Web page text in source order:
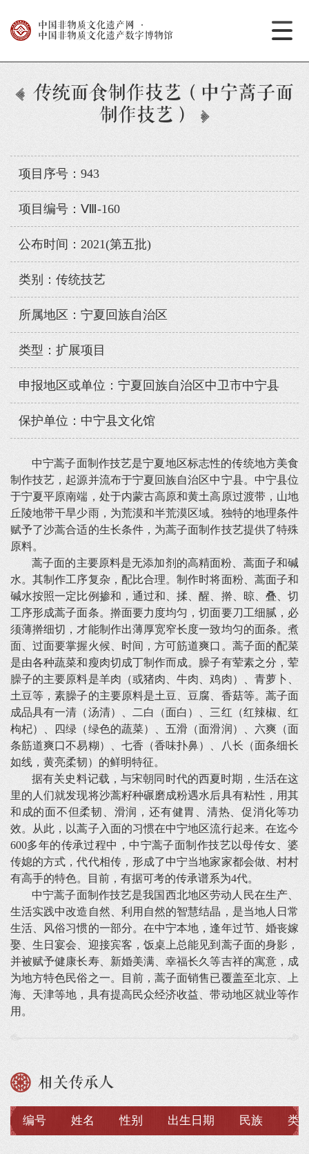
中国非物质文化遗产网
·
中国非物质文化遗产数字博物馆
传统面食制作技艺（中宁蒿子面
制作技艺）
项目序号：943
项目编号：Ⅷ-160
公布时间：2021(第五批)
类别：传统技艺
所属地区：宁夏回族自治区
类型：扩展项目
申报地区或单位：宁夏回族自治区中卫市中宁县
保护单位：中宁县文化馆
中宁蒿子面制作技艺是宁夏地区标志性的传统地方美食
制作技艺，起源并流布于宁夏回族自治区中宁县。中宁县位
于宁夏平原南端，处于内蒙古高原和黄土高原过渡带，山地
丘陵地带干旱少雨，为荒漠和半荒漠区域。独特的地理条件
赋予了沙蒿合适的生长条件，为蒿子面制作技艺提供了特殊
原料。
蒿子面的主要原料是无添加剂的高精面粉、蒿面子和碱
水。其制作工序复杂，配比合理。制作时将面粉、蒿面子和
碱水按照一定比例掺和，通过和、揉、醒、擀、晾、叠、切
工序形成蒿子面条。擀面要力度均匀，切面要刀工细腻，必
须薄擀细切，才能制作出薄厚宽窄长度一致均匀的面条。煮
面、过面要掌握火候、时间，方可筋道爽口。蒿子面的配菜
是由各种蔬菜和瘦肉切成丁制作而成。臊子有荤素之分，荤
臊子的主要原料是羊肉（或猪肉、牛肉、鸡肉）、青萝卜、
土豆等，素臊子的主要原料是土豆、豆腐、香菇等。蒿子面
成品具有一清（汤清）、二白（面白）、三红（红辣椒、红
枸杞）、四绿（绿色的蔬菜）、五滑（面滑润）、六爽（面
条筋道爽口不易糊）、七香（香味扑鼻）、八长（面条细长
如线，黄亮柔韧）的鲜明特征。
据有关史料记载，与宋朝同时代的西夏时期，生活在这
里的人们就发现将沙蒿籽种碾磨成粉遇水后具有粘性，用其
和成的面不但柔韧、滑润，还有健胃、清热、促消化等功
效。从此，以蒿子入面的习惯在中宁地区流行起来。在迄今
600多年的传承过程中，中宁蒿子面制作技艺以母传女、婆
传媳的方式，代代相传，形成了中宁当地家家都会做、村村
有高手的特色。目前，有据可考的传承谱系为4代。
中宁蒿子面制作技艺是我国西北地区劳动人民在生产、
生活实践中改造自然、利用自然的智慧结晶，是当地人日常
生活、风俗习惯的一部分。在中宁本地，逢年过节、婚丧嫁
娶、生日宴会、迎接宾客，饭桌上总能见到蒿子面的身影，
并被赋予健康长寿、新婚美满、幸福长久等吉祥的寓意，成
为地方特色民俗之一。目前，蒿子面销售已覆盖至北京、上
海、天津等地，具有提高民众经济收益、带动地区就业等作
用。
相关传承人
编号 姓名 性别 出生日期 民族 类